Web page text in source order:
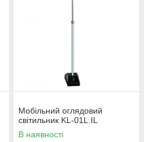
Мобільний оглядовий
світильник KL-01L.IL
В наявності